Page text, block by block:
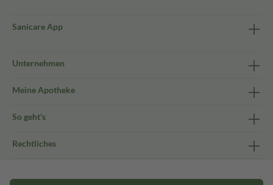
Sanicare App
Unternehmen
Meine Apotheke
So geht's
Rechtliches